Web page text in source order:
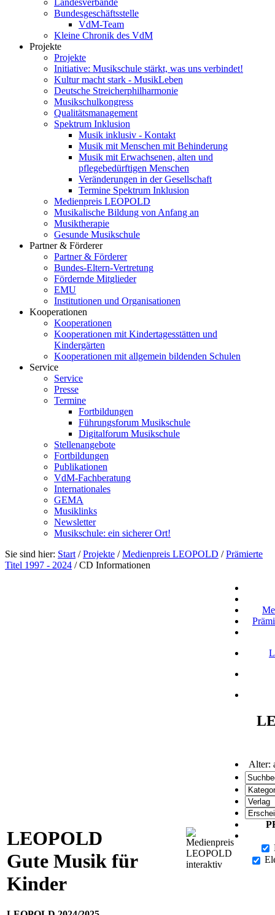
Landesverbände
Bundesgeschäftsstelle
VdM-Team
Kleine Chronik des VdM
Projekte
Projekte
Initiative: Musikschule stärkt, was uns verbindet!
Kultur macht stark - MusikLeben
Deutsche Streicherphilharmonie
Musikschulkongress
Qualitätsmanagement
Spektrum Inklusion
Musik inklusiv - Kontakt
Musik mit Menschen mit Behinderung
Musik mit Erwachsenen, alten und
pflegebedürftigen Menschen
Veränderungen in der Gesellschaft
Termine Spektrum Inklusion
Medienpreis LEOPOLD
Musikalische Bildung von Anfang an
Musiktherapie
Gesunde Musikschule
Partner & Förderer
Partner & Förderer
Bundes-Eltern-Vertretung
Fördernde Mitglieder
EMU
Institutionen und Organisationen
Kooperationen
Kooperationen
Kooperationen mit Kindertagesstätten und
Kindergärten
Kooperationen mit allgemein bildenden Schulen
Service
Service
Presse
Termine
Fortbildungen
Führungsforum Musikschule
Digitalforum Musikschule
Stellenangebote
Fortbildungen
Publikationen
VdM-Fachberatung
Internationales
GEMA
Musiklinks
Newsletter
Musikschule: ein sicherer Ort!
Sie sind hier: Start /Projekte /Medienpreis LEOPOLD /Prämierte
Titel 1997 - 2024 /CD Informationen
LEOPOLD
Gute Musik für
Kinder
Alter: